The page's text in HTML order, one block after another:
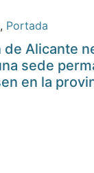
, Portada
de Alicante
sede
en la